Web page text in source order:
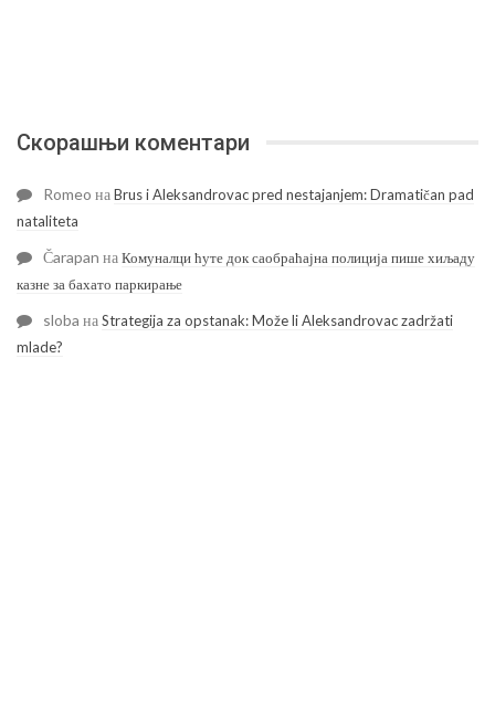
Скорашњи коментари
Romeo наBrus i Aleksandrovac pred nestajanjem: Dramatičan pad
nataliteta
Čarapan наКомуналци ћуте док саобраћајна полиција пише хиљаду
казне за бахато паркирање
sloba наStrategija za opstanak: Može li Aleksandrovac zadržati
mlade?